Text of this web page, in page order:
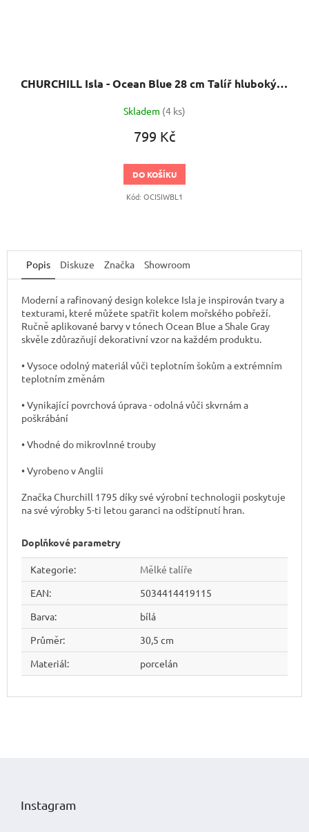
CHURCHILL Isla - Ocean Blue 28 cm Talíř hluboký s širokým okrajem
Skladem (4 ks)
799 Kč
DO KOŠÍKU
Kód: OCISIWBL1
Popis Diskuze Značka Showroom
Moderní a rafinovaný design kolekce Isla je inspirován tvary a
texturami, které můžete spatřit kolem mořského pobřeží.
Ručně aplikované barvy v tónech Ocean Blue a Shale Gray
skvěle zdůrazňují dekorativní vzor na každém produktu.
• Vysoce odolný materiál vůči teplotním šokům a extrémním
teplotním změnám
• Vynikající povrchová úprava - odolná vůči skvrnám a
poškrábání
• Vhodné do mikrovlnné trouby
• Vyrobeno v Anglii
Značka Churchill 1795 díky své výrobní technologii poskytuje
na své výrobky 5-ti letou garanci na odštípnutí hran.
Doplňkové parametry
Kategorie:
Mělké talíře
EAN:
5034414419115
Barva:
bílá
Průměr:
30,5 cm
Materiál: porcelán
Instagram